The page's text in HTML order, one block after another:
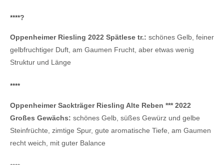
****?
Oppenheimer Riesling 2022 Spätlese tr.: schönes Gelb, feiner
gelbfruchtiger Duft, am Gaumen Frucht, aber etwas wenig
Struktur und Länge
****
Oppenheimer Sackträger Riesling Alte Reben *** 2022
Großes Gewächs: schönes Gelb, süßes Gewürz und gelbe
Steinfrüchte, zimtige Spur, gute aromatische Tiefe, am Gaumen
recht weich, mit guter Balance